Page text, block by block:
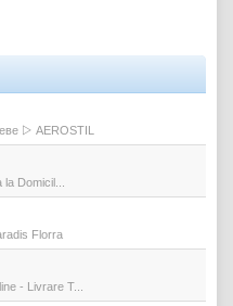
▷ AEROSTIL
Domicil...
Florra
- Livrare T...